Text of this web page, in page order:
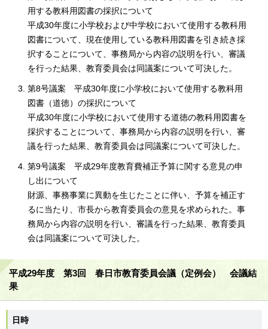
用する教科用図書の採択について
平成30年度に小学校および中学校において使用する教科用
図書について、現在使用している教科用図書を引き続き採
択することについて、事務局から内容の説明を行い、審議
を行った結果、教育委員会は同議案について可決した。
第8号議案 平成30年度に小学校において使用する教科用
図書（道徳）の採択について
平成30年度に小学校において使用する道徳の教科用図書を
採択することについて、事務局から内容の説明を行い、審
議を行った結果、教育委員会は同議案について可決した。
第9号議案 平成29年度教育費補正予算に関する意見の申
し出について
財源、事務事業に異動を生じたことに伴い、予算を補正す
るに当たり、市長から教育委員会の意見を求められた。事
務局から内容の説明を行い、審議を行った結果、教育委員
会は同議案について可決した。
平成29年度 第3回 春日市教育委員会議（定例会） 会議結
果
日時